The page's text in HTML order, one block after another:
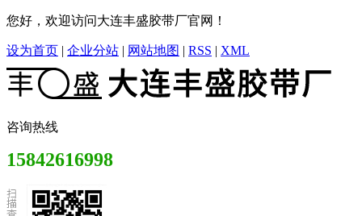
您好，欢迎访问大连丰盛胶带厂官网！
设为首页 | 企业分站 | 网站地图 | RSS | XML
咨询热线
15842616998